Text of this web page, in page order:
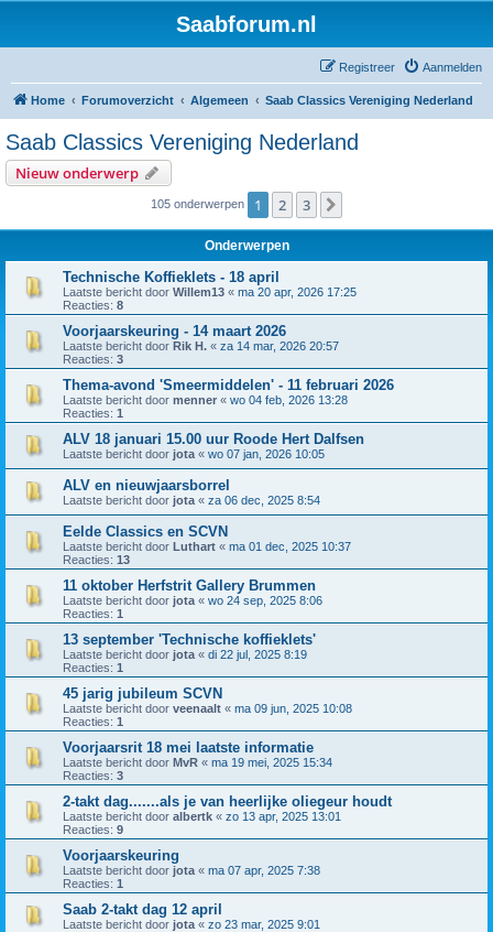
Saabforum.nl
Aanmelden
Registreer
Home Forumoverzicht Algemeen Saab Classics Vereniging Nederland
Saab Classics Vereniging Nederland
Nieuw onderwerp
105 onderwerpen 1 2 3
Onderwerpen
Technische Koffieklets - 18 april
Laatste bericht door Willem13 « ma 20 apr, 2026 17:25
Reacties: 8
Voorjaarskeuring - 14 maart 2026
Laatste bericht door Rik H. « za 14 mar, 2026 20:57
Reacties: 3
Thema-avond 'Smeermiddelen' - 11 februari 2026
Laatste bericht door menner « wo 04 feb, 2026 13:28
Reacties: 1
ALV 18 januari 15.00 uur Roode Hert Dalfsen
Laatste bericht door jota « wo 07 jan, 2026 10:05
ALV en nieuwjaarsborrel
Laatste bericht door jota « za 06 dec, 2025 8:54
Eelde Classics en SCVN
Laatste bericht door Luthart « ma 01 dec, 2025 10:37
Reacties: 13
11 oktober Herfstrit Gallery Brummen
Laatste bericht door jota « wo 24 sep, 2025 8:06
Reacties: 1
13 september 'Technische koffieklets'
Laatste bericht door jota « di 22 jul, 2025 8:19
Reacties: 1
45 jarig jubileum SCVN
Laatste bericht door veenaalt « ma 09 jun, 2025 10:08
Reacties: 1
Voorjaarsrit 18 mei laatste informatie
Laatste bericht door MvR « ma 19 mei, 2025 15:34
Reacties: 3
2-takt dag.......als je van heerlijke oliegeur houdt
Laatste bericht door albertk « zo 13 apr, 2025 13:01
Reacties: 9
Voorjaarskeuring
Laatste bericht door jota « ma 07 apr, 2025 7:38
Reacties: 1
Saab 2-takt dag 12 april
Laatste bericht door jota « zo 23 mar, 2025 9:01